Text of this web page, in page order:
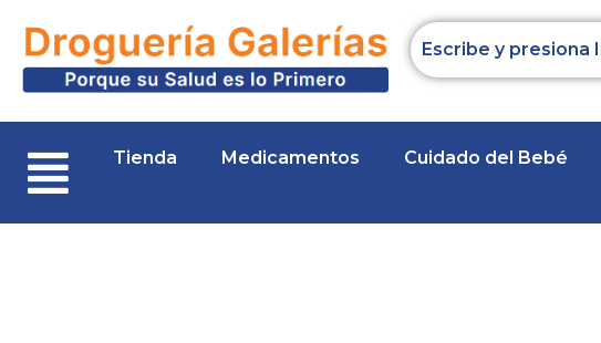
contenido
Tienda Medicamentos Cuidado del Bebé